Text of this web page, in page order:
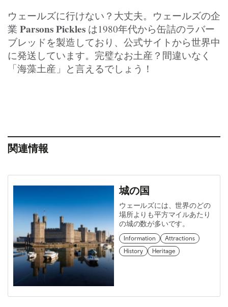
ウェールズに行けない？大丈夫。ウェールズの企
業 Parsons Pickles は1980年代から缶詰のラバー
ブレッドを製造しており、公式サイトから世界中
に発送しています。完璧なお土産？間違いなく
「海藻土産」と言えるでしょう！
関連情報
城の国
ウェールズには、世界のどの
場所よりも平方マイルあたり
の城の数が多いです。
Information
Attractions
History
Heritage